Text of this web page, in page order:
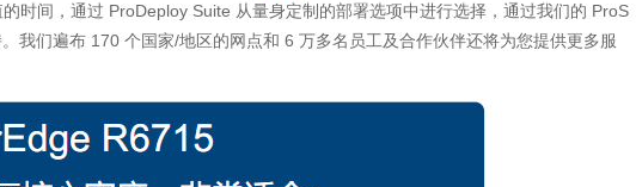
时间，通过 ProDeploy Suite 从量身定制的部署选项中进行选择，通过我们的 ProS
我们遍布 170 个国家/地区的网点和 6 万多名员工及合作伙伴还将为您提供更多服